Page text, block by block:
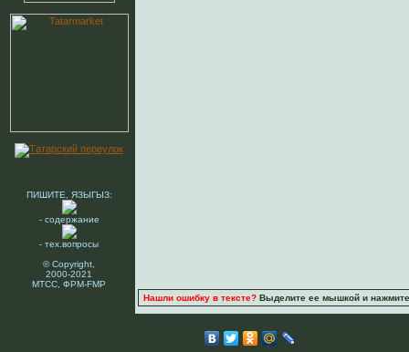
ПИШИТЕ, ЯЗЫГЫЗ:
- содержание
- тех.вопросы
© Copyright,
2000-2021
МТСС, ФРМ-FMP
Нашли ошибку в тексте?Выделите ее мышкой и нажмите